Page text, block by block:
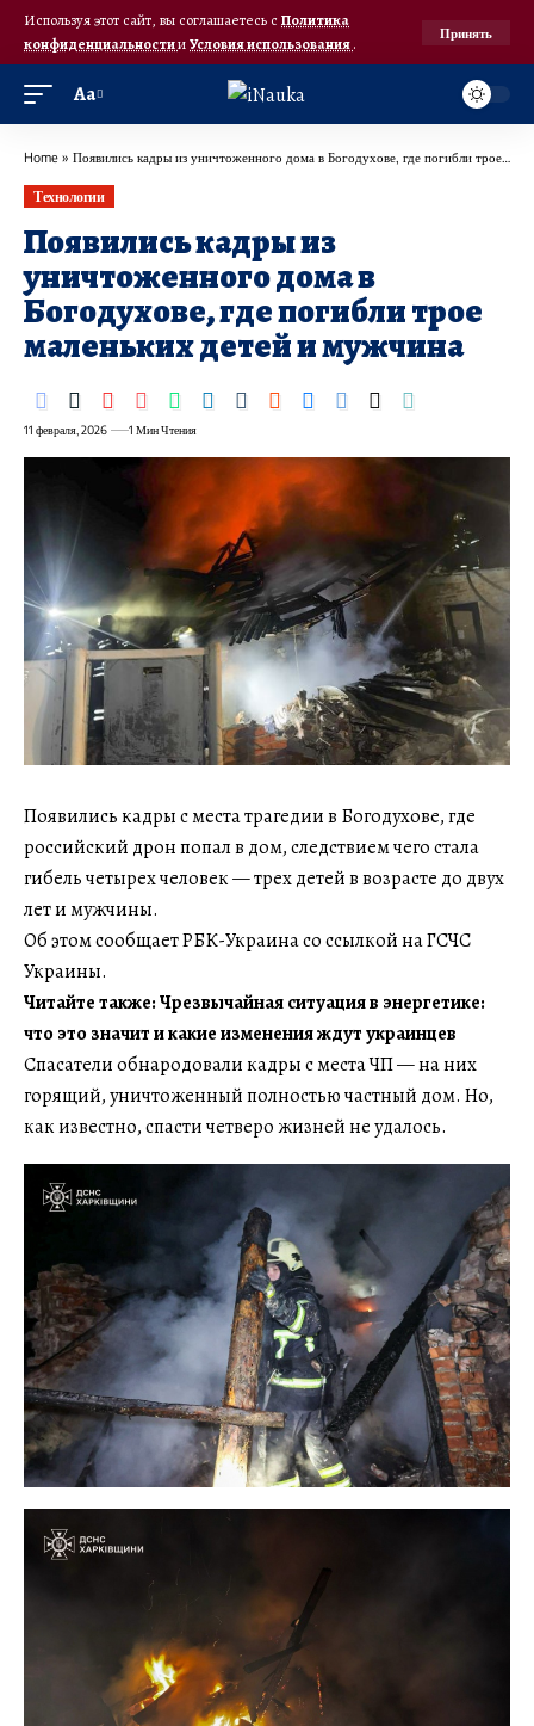
Используя этот сайт, вы соглашаетесь с Политика
конфиденциальностииУсловия использования.
Принять
Аа
Home » Появились кадры из уничтоженного дома в Богодухове, где погибли трое маленьких детей и мужчина
Технологии
Появились кадры из
уничтоженного дома в
Богодухове, где погибли трое
маленьких детей и мужчина
11 февраля, 2026 1 Мин Чтения
Появились кадры с места трагедии в Богодухове, где
российский дрон попал в дом, следствием чего стала
гибель четырех человек — трех детей в возрасте до двух
лет и мужчины.
Об этом сообщает РБК-Украина со ссылкой на ГСЧС
Украины.
Читайте также: Чрезвычайная ситуация в энергетике:
что это значит и какие изменения ждут украинцев
Спасатели обнародовали кадры с места ЧП — на них
горящий, уничтоженный полностью частный дом. Но,
как известно, спасти четверо жизней не удалось.